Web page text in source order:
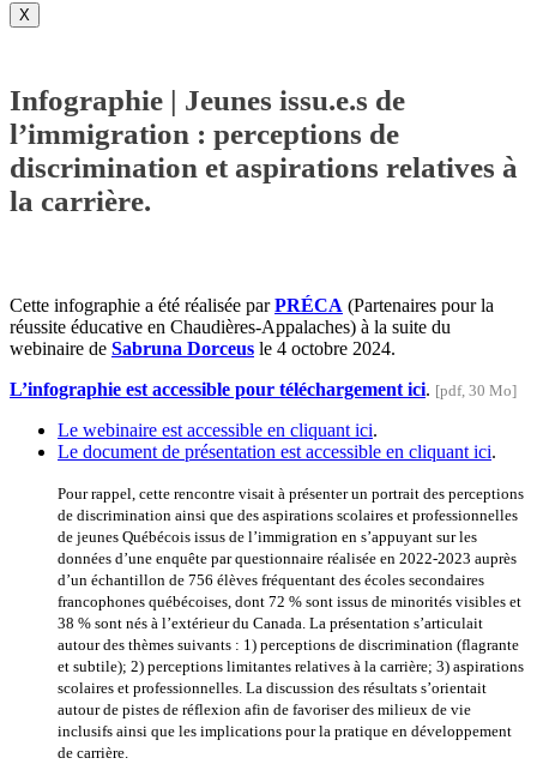
X
Infographie | Jeunes issu.e.s de
l’immigration : perceptions de
discrimination et aspirations relatives à
la carrière.
Cette infographie a été réalisée parPRÉCA (Partenaires pour la
réussite éducative en Chaudières-Appalaches) à la suite du
webinaire de Sabruna Dorceus le 4 octobre 2024.
L’infographie est accessible pour téléchargement ici. [pdf, 30 Mo]
Le webinaire est accessible en cliquant ici.
Le document de présentation est accessible en cliquant ici.
Pour rappel, cette rencontre visait à présenter un portrait des perceptions
de discrimination ainsi que des aspirations scolaires et professionnelles
de jeunes Québécois issus de l’immigration en s’appuyant sur les
données d’une enquête par questionnaire réalisée en 2022-2023 auprès
d’un échantillon de 756 élèves fréquentant des écoles secondaires
francophones québécoises, dont 72 % sont issus de minorités visibles et
38 % sont nés à l’extérieur du Canada. La présentation s’articulait
autour des thèmes suivants : 1) perceptions de discrimination (flagrante
et subtile); 2) perceptions limitantes relatives à la carrière; 3) aspirations
scolaires et professionnelles. La discussion des résultats s’orientait
autour de pistes de réflexion afin de favoriser des milieux de vie
inclusifs ainsi que les implications pour la pratique en développement
de carrière.